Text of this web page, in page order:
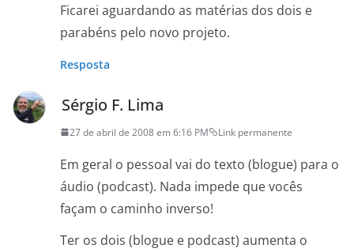
Ficarei aguardando as matérias dos dois e
parabéns pelo novo projeto.
Resposta
Sérgio F. Lima
27 de abril de 2008 em 6:16 PM Link permanente
Em geral o pessoal vai do texto (blogue) para o
áudio (podcast). Nada impede que vocês
façam o caminho inverso!
Ter os dois (blogue e podcast) aumenta o